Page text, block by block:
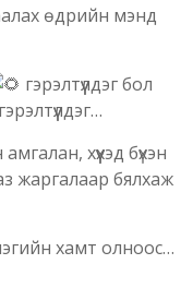
өдрийн мэнд
гэрэлтүүлдэг бол
гэрэлтүүлдэг…
хүүхэд бүхэн
жаргалаар бялхаж
хамт олноос…